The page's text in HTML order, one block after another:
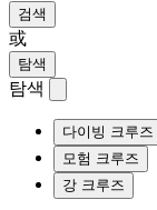
검색
或
탐색
탐색
다이빙 크루즈
모험 크루즈
강 크루즈